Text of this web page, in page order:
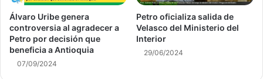
Álvaro Uribe genera
controversia al agradecer a
Petro por decisión que
beneficia a Antioquia
07/09/2024
Petro oficializa salida de
Velasco del Ministerio del
Interior
29/06/2024